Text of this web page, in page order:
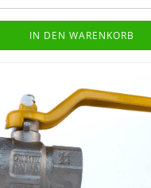
IN DEN WARENKORB